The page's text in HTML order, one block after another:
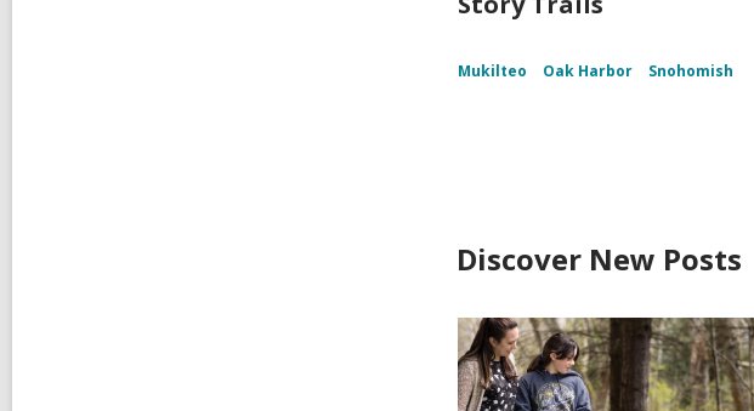
Mukilteo Oak Harbor Snohomish
Discover New Posts